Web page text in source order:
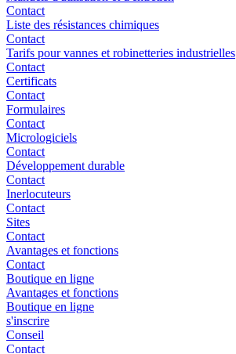
Contact
Liste des résistances chimiques
Contact
Tarifs pour vannes et robinetteries industrielles
Contact
Certificats
Contact
Formulaires
Contact
Micrologiciels
Contact
Développement durable
Contact
Inerlocuteurs
Contact
Sites
Contact
Avantages et fonctions
Contact
Boutique en ligne
Avantages et fonctions
Boutique en ligne
s'inscrire
Conseil
Contact